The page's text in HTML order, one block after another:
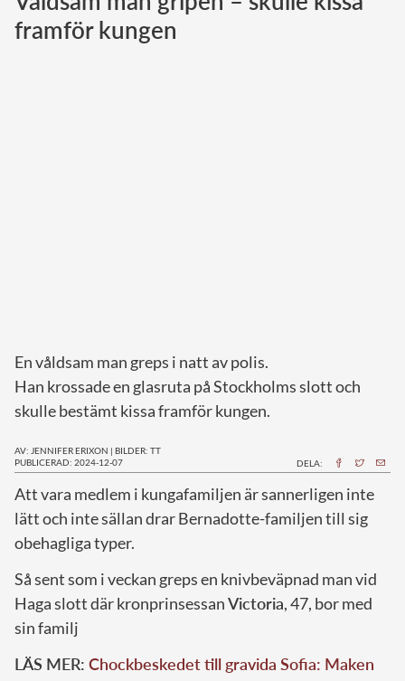
Norska kungahuset
framför kungen
En våldsam man greps i natt av polis.
Han krossade en glasruta på Stockholms slott och
skulle bestämt kissa framför kungen.
AV: JENNIFER ERIXON | BILDER: TT
PUBLICERAD: 2024-12-07
DELA:
Att vara medlem i kungafamiljen är sannerligen inte
lätt och inte sällan drar Bernadotte-familjen till sig
obehagliga typer.
Så sent som i veckan greps en knivbeväpnad man vid
Haga slott där kronprinsessanVictoria, 47, bor med
sin familj
LÄS MER: Chockbeskedet till gravida Sofia: Maken